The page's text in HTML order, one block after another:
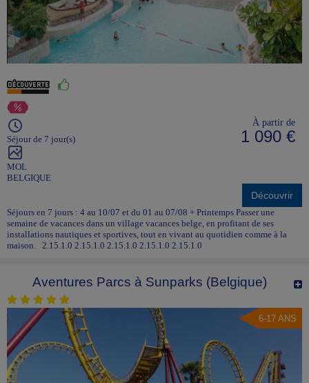
Séjour de 7 jour(s)
MOL
BELGIQUE
À partir de
1 090 €
Découvrir
Séjours en 7 jours : 4 au 10/07 et du 01 au 07/08 + Printemps Passer une
semaine de vacances dans un village vacances belge, en profitant de ses
installations nautiques et sportives, tout en vivant au quotidien comme à la
maison. 2.15.1.0 2.15.1.0 2.15.1.0 2.15.1.0 2.15.1.0
Aventures Parcs à Sunparks (Belgique)
6-17 ANS